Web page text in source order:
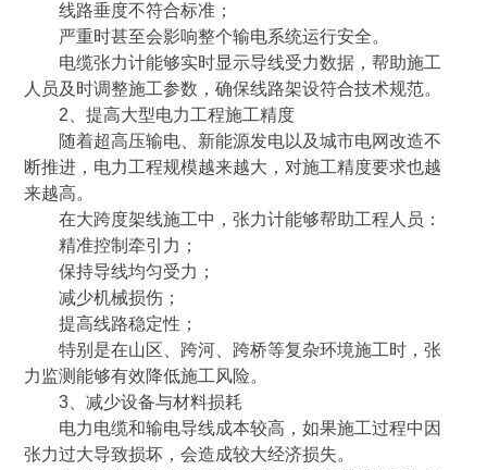
线路垂度不符合标准；
严重时甚至会影响整个输电系统运行安全。
电缆张力计能够实时显示导线受力数据，帮助施工
人员及时调整施工参数，确保线路架设符合技术规范。
2、提高大型电力工程施工精度
随着超高压输电、新能源发电以及城市电网改造不
断推进，电力工程规模越来越大，对施工精度要求也越
来越高。
在大跨度架线施工中，张力计能够帮助工程人员：
精准控制牵引力；
保持导线均匀受力；
减少机械损伤；
提高线路稳定性；
特别是在山区、跨河、跨桥等复杂环境施工时，张
力监测能够有效降低施工风险。
3、减少设备与材料损耗
电力电缆和输电导线成本较高，如果施工过程中因
张力过大导致损坏，会造成较大经济损失。